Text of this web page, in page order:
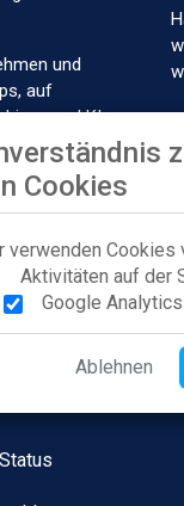
und
auf
und KI-
Cookies
verwenden Cookies
Aktivitäten auf der
Google Analytics
Ablehnen